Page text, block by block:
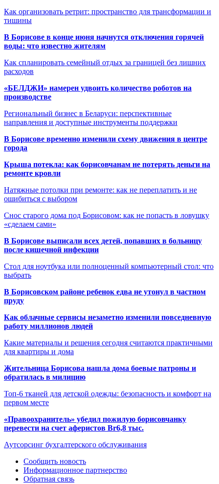
Как организовать ретрит: пространство для трансформации и
тишины
В Борисове в конце июня начнутся отключения горячей
воды: что известно жителям
Как спланировать семейный отдых за границей без лишних
расходов
«БЕЛДЖИ» намерен удвоить количество роботов на
производстве
Региональный бизнес в Беларуси: перспективные
направления и доступные инструменты поддержки
В Борисове временно изменили схему движения в центре
города
Крыша потекла: как борисовчанам не потерять деньги на
ремонте кровли
Натяжные потолки при ремонте: как не переплатить и не
ошибиться с выбором
Снос старого дома под Борисовом: как не попасть в ловушку
«сделаем сами»
В Борисове выписали всех детей, попавших в больницу
после кишечной инфекции
Стол для ноутбука или полноценный компьютерный стол: что
выбрать
В Борисовском районе ребенок едва не утонул в частном
пруду
Как облачные сервисы незаметно изменили повседневную
работу миллионов людей
Какие материалы и решения сегодня считаются практичными
для квартиры и дома
Жительница Борисова нашла дома боевые патроны и
обратилась в милицию
Топ-6 тканей для детской одежды: безопасность и комфорт на
первом месте
«Правоохранитель» убедил пожилую борисовчанку
перевести на счет аферистов Br6,8 тыс.
Аутсорсинг бухгалтерского обслуживания
Сообщить новость
Информационное партнерство
Обратная связь